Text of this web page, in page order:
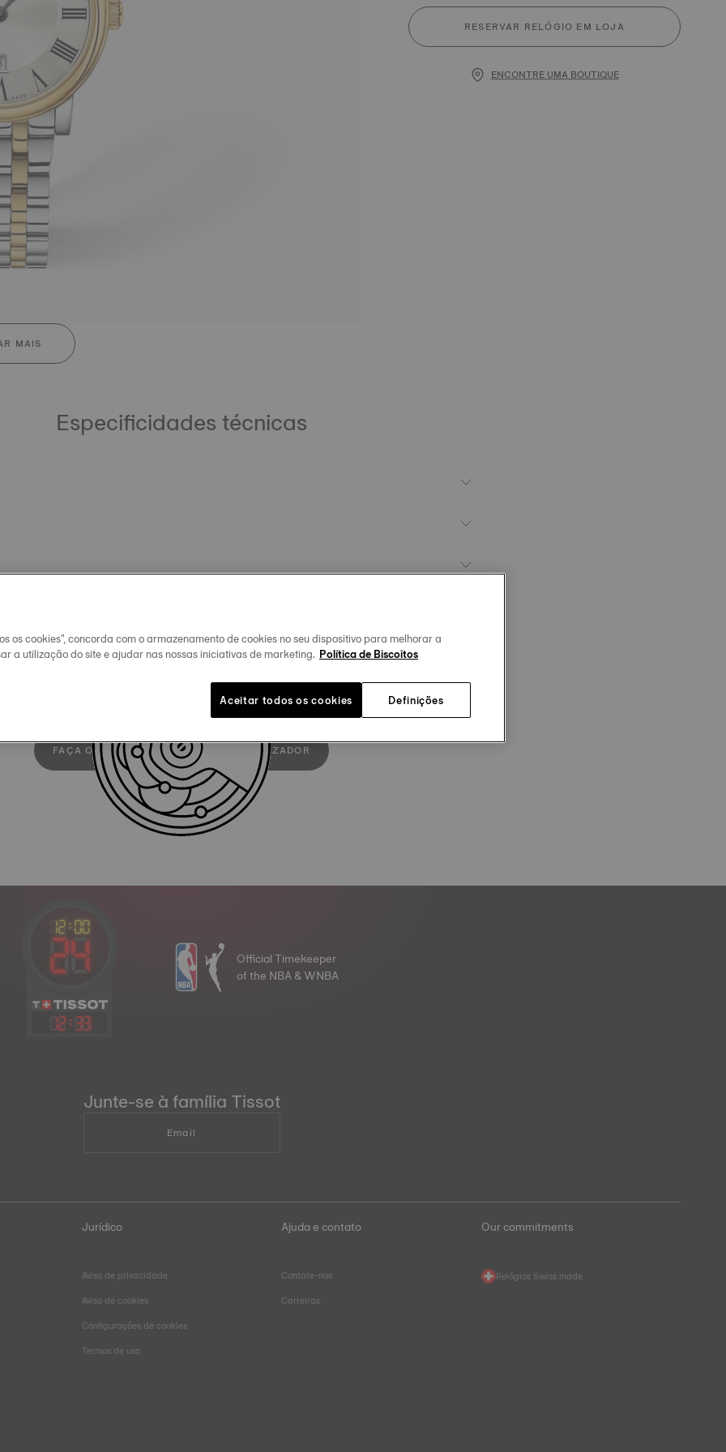
MAIS
RESERVAR RELÓGIO EM LOJA
ENCONTRE UMA BOUTIQUE
Especificidades técnicas
FAÇA O DOWLOAD DO MANUAL DE UTILIZADOR
12: 33
Official Timekeeper
of the NBA & WNBA
Junte-se à família Tissot
Email
Jurídico
Aviso de privacidade
Aviso de cookies
Configurações de cookies
Termos de uso
Ajuda e contato
Contate-nos
Carreiras
Our commitments
Relógios Swiss made
os cookies", concorda com o armazenamento de cookies no seu dispositivo para melhorar a
a utilização do site e ajudar nas nossas iniciativas de marketing. Política de Biscoitos
Definições
Aceitar todos os cookies